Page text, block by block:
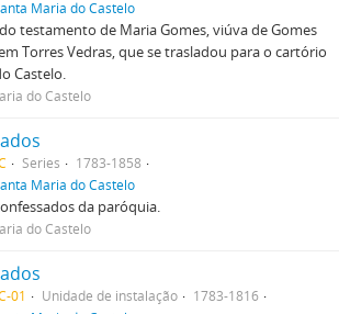
Maria do Castelo
testamento de Maria Gomes, viúva de Gomes
Torres Vedras, que se trasladou para o cartório
Castelo.
do Castelo
Series
1783-1858
Maria do Castelo
da paróquia.
do Castelo
01 Unidade de instalação
1783-1816